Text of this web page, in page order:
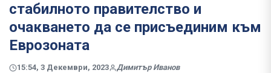
стабилното правителство и
очакването да се присъединим към
Еврозоната
15:54, 3 Декември, 2023 Димитър Иванов